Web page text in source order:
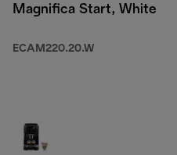
Magnifica Start, White
ECAM220.20.W